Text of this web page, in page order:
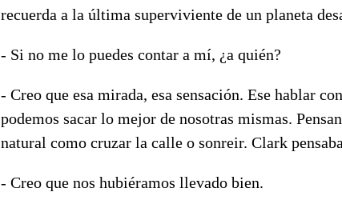
recuerda a la última superviviente de un planeta
- Si no me lo puedes contar a mí, ¿a quién?
- Creo que esa mirada, esa sensación. Ese hablar
podemos sacar lo mejor de nosotras mismas.
natural como cruzar la calle o sonreir. Clark
- Creo que nos hubiéramos llevado bien.